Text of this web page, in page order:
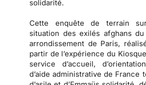
solidarité.
Cette enquête de terrain
situation des exilés afghans du
arrondissement de Paris,
partir de l’expérience du
service d’accueil,
d’aide administrative de France